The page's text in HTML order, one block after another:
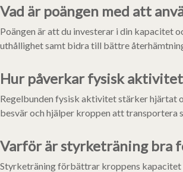
Vad är poängen med att
Poängen är att du investerar i din kapacitet
uthållighet samt bidra till bättre
Hur påverkar fysisk
Regelbunden fysisk aktivitet stärker hjärtat
besvär och hjälper kroppen att transportera
Varför är styrketräning bra
Styrketräning förbättrar kroppens kapacitet